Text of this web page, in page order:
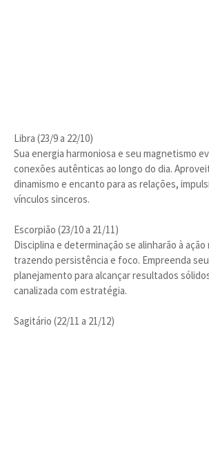
Libra (23/9 a 22/10)
Sua energia harmoniosa e seu magnetismo
conexões autênticas ao longo do dia.
dinamismo e encanto para as relações,
vínculos sinceros.
Escorpião (23/10 a 21/11)
Disciplina e determinação se alinharão à
trazendo persistência e foco. Empreenda
planejamento para alcançar resultados
canalizada com estratégia.
Sagitário (22/11 a 21/12)